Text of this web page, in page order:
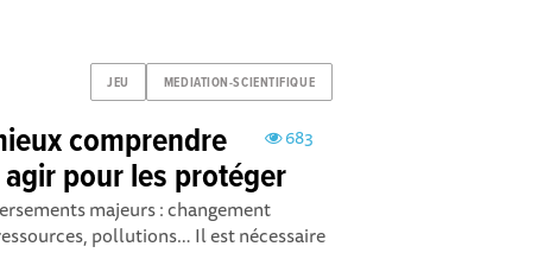
JEU MEDIATION-SCIENTIFIQUE
683
comprendre
pour les protéger
majeurs : changement
pollutions… Il est nécessaire